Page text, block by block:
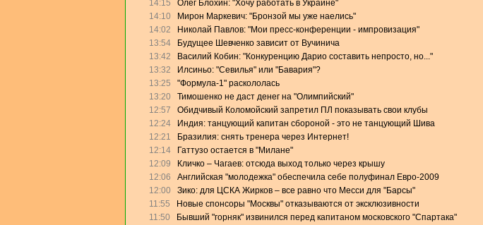
14:15
Олег Блохин: "Хочу работать в Украине"
14:10
Мирон Маркевич: "Бронзой мы уже наелись"
14:02
Николай Павлов: "Мои пресс-конференции - импровизация"
13:54
Будущее Шевченко зависит от Вучинича
13:42
Василий Кобин: "Конкуренцию Дарио составить непросто, но..."
13:32
Илсиньо: "Севилья" или "Бавария"?
13:25
"Формула-1" раскололась
13:20
Тимошенко не даст денег на "Олимпийский"
12:57
Обидчивый Коломойский запретил ПЛ показывать свои клубы
12:24
Индия: танцующий капитан сбороной - это не танцующий Шива
12:21
Бразилия: снять тренера через Интернет!
12:14
Гаттузо остается в "Милане"
12:09
Кличко – Чагаев: отсюда выход только через крышу
12:06
Английская "молодежка" обеспечила себе полуфинал Евро-2009
12:00
Зико: для ЦСКА Жирков – все равно что Месси для "Барсы"
11:55
Новые спонсоры "Москвы" отказываются от эксклюзивности
11:50
Бывший "горняк" извинился перед капитаном московского "Спартака"